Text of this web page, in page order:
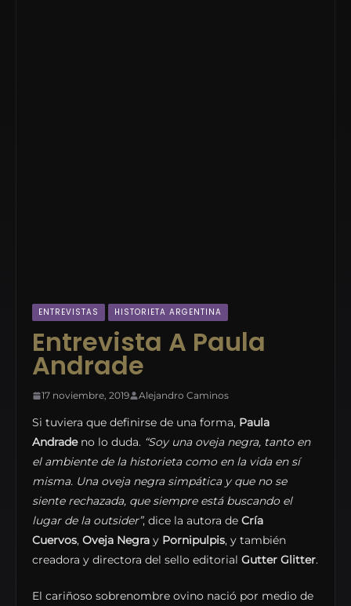
ENTREVISTAS HISTORIETA ARGENTINA
Entrevista A Paula
Andrade
17 noviembre, 2019 Alejandro Caminos
Si tuviera que definirse de una forma, Paula
Andradeno lo duda. “Soy una oveja negra, tanto en
el ambiente de la historieta como en la vida en sí
misma. Una oveja negra simpática y que no se
siente rechazada, que siempre está buscando el
lugar de la outsider”, dice la autora de Cría
Cuervos, Oveja Negra y Pornipulpis, y también
creadora y directora del sello editorial Gutter Glitter.
El cariñoso sobrenombre ovino nació por medio de